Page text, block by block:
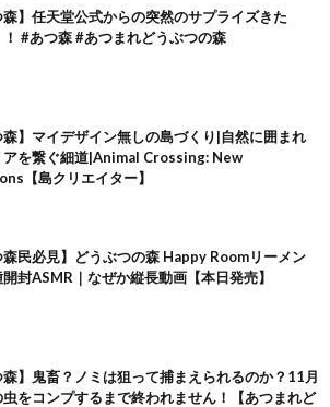
森】任天堂公式からの突然のサプライズきた
！ #あつ森 #あつまれどうぶつの森
森】マイデザイン無しの島づくり|自然に囲まれ
アを繋ぐ細道|Animal Crossing: New
【島クリエイター】
森民必見】どうぶつの森 Happy Roomリーメン
開封ASMR｜なぜか縦長動画【本日発売】
森】鬼畜？ノミは狙って捕まえられるのか？11月
をコンプするまで終われません！【あつまれど